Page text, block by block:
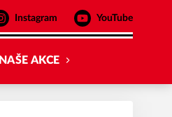
Instagram YouTube
NAŠE AKCE